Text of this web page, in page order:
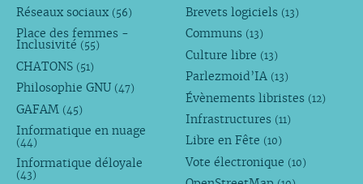
Réseaux sociaux (56)
Place des femmes -
Inclusivité (55)
CHATONS (51)
Philosophie GNU (47)
GAFAM (45)
Informatique en nuage
(44)
Informatique déloyale
(43)
Brevets logiciels (13)
Communs (13)
Culture libre (13)
Parlezmoid’IA (13)
Évènements libristes (12)
Infrastructures (11)
Libre en Fête (10)
Vote électronique (10)